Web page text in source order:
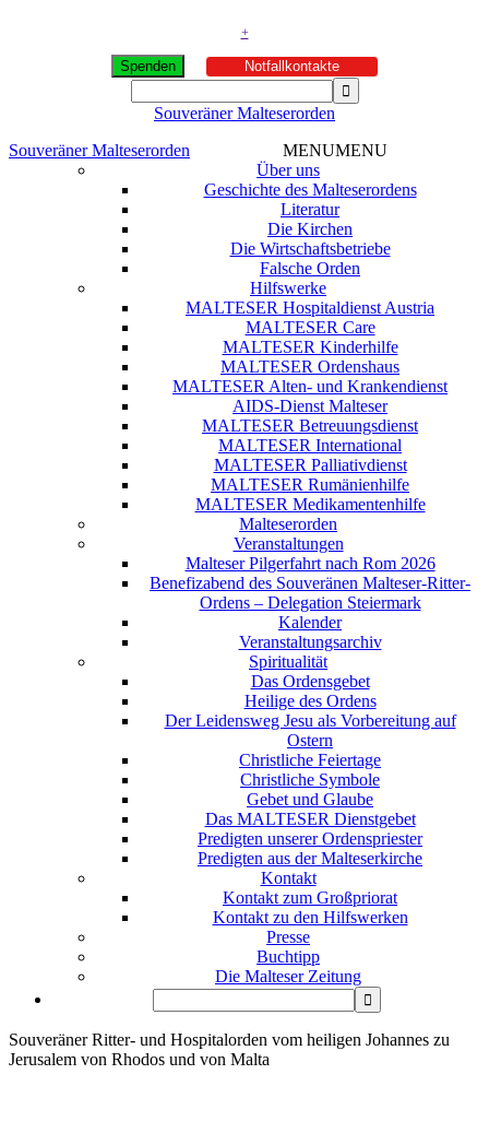
+
Spenden Notfallkontakte
Souveräner Malteserorden
Souveräner Malteserorden
MENUMENU
Über uns
Geschichte des Malteserordens
Literatur
Die Kirchen
Die Wirtschaftsbetriebe
Falsche Orden
Hilfswerke
MALTESER Hospitaldienst Austria
MALTESER Care
MALTESER Kinderhilfe
MALTESER Ordenshaus
MALTESER Alten- und Krankendienst
AIDS-Dienst Malteser
MALTESER Betreuungsdienst
MALTESER International
MALTESER Palliativdienst
MALTESER Rumänienhilfe
MALTESER Medikamentenhilfe
Malteserorden
Veranstaltungen
Malteser Pilgerfahrt nach Rom 2026
Benefizabend des Souveränen Malteser-Ritter-
Ordens – Delegation Steiermark
Kalender
Veranstaltungsarchiv
Spiritualität
Das Ordensgebet
Heilige des Ordens
Der Leidensweg Jesu als Vorbereitung auf
Ostern
Christliche Feiertage
Christliche Symbole
Gebet und Glaube
Das MALTESER Dienstgebet
Predigten unserer Ordenspriester
Predigten aus der Malteserkirche
Kontakt
Kontakt zum Großpriorat
Kontakt zu den Hilfswerken
Presse
Buchtipp
Die Malteser Zeitung
Souveräner Ritter- und Hospitalorden vom heiligen Johannes zu
Jerusalem von Rhodos und von Malta